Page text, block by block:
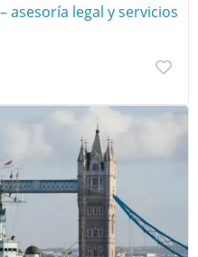
asesoría legal y servicios